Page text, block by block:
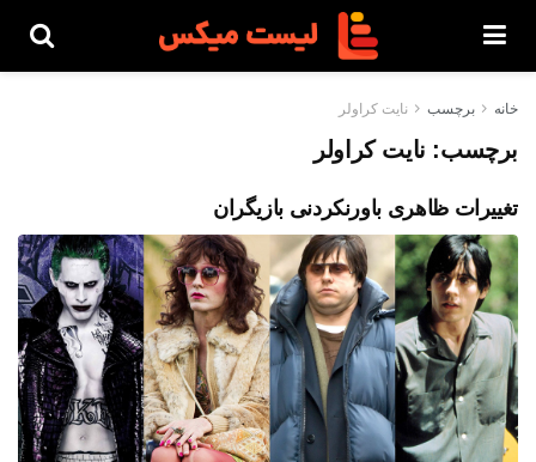
خانه برچسب نایت کراولر
برچسب: نایت کراولر
تغییرات ظاهری باورنکردنی بازیگران